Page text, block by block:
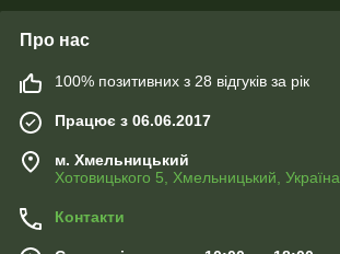
Про нас
100% позитивних з 28 відгуків за рік
Працює з 06.06.2017
м. Хмельницький
Хотовицького 5, Хмельницький, Україна
Контакти